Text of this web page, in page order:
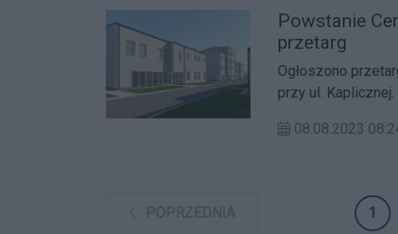
wdrażane, a
powstaje z myślą
funkcjonalnej
Powstanie
przetarg
Ogłoszono
przy ul.
08.08.2023
1